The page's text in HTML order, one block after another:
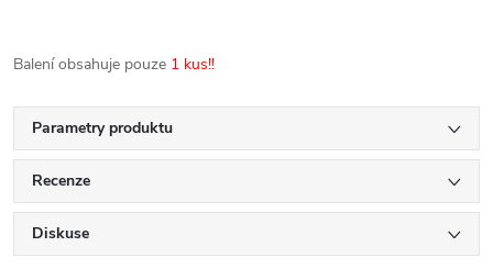
Balení obsahuje pouze 1 kus!!
Parametry produktu
Recenze
Diskuse